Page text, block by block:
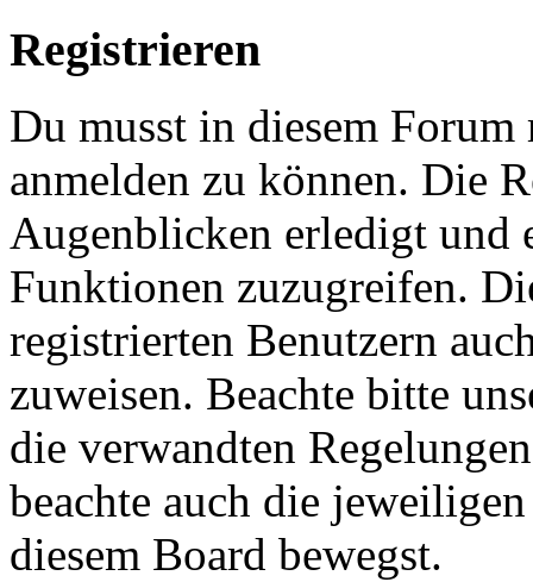
Registrieren
Du musst in diesem
anmelden zu können. Die
Augenblicken erledigt und
Funktionen zuzugreifen.
registrierten Benutzern
zuweisen. Beachte bitte
die verwandten
beachte auch die
diesem Board bewegst.